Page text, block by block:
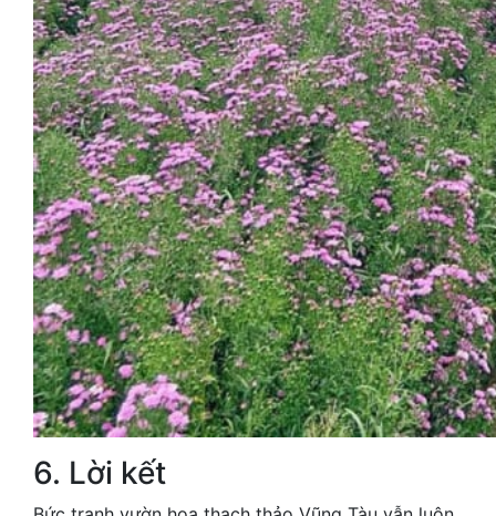
6. Lời kết